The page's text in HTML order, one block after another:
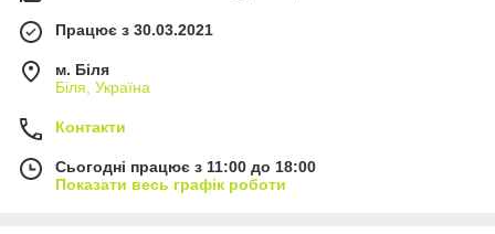
Працює з 30.03.2021
м. Біля
Біля, Україна
Контакти
Сьогодні працює з 11:00 до 18:00
Показати весь графік роботи